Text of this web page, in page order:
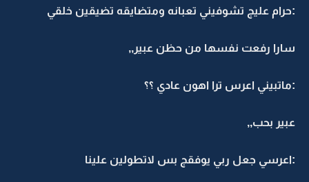
:حرام عليج تشوفيني تعبانه ومتضايقه تضيقين خلقي
سارا رفعت نفسها من حظن عبير,,
:ماتبيني اعرس ترا اهون عادي ؟؟
عبير بحب,,
:اعرسي جعل ربي يوفقج بس لاتطولين علينا